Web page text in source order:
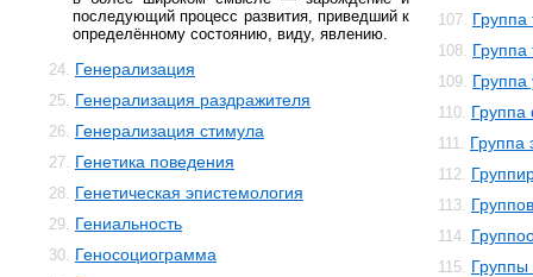
последующий процесс развития, приведший к
определённому состоянию, виду, явлению.
24. Генерализация
25. Генерализация раздражителя
26. Генерализация стимула
27. Генетика поведения
28. Генетическая эпистемология
29. Гениальность
30. Геносоциограмма
107. Группа
108. Группа
109. Группа
110.
111. Группа
112.
113.
114.
115. Группы